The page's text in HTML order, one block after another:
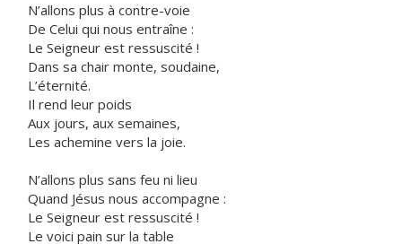
N’allons plus à contre-voie
De Celui qui nous entraîne :
Le Seigneur est ressuscité !
Dans sa chair monte, soudaine,
L’éternité.
Il rend leur poids
Aux jours, aux semaines,
Les achemine vers la joie.
N’allons plus sans feu ni lieu
Quand Jésus nous accompagne :
Le Seigneur est ressuscité !
Le voici pain sur la table